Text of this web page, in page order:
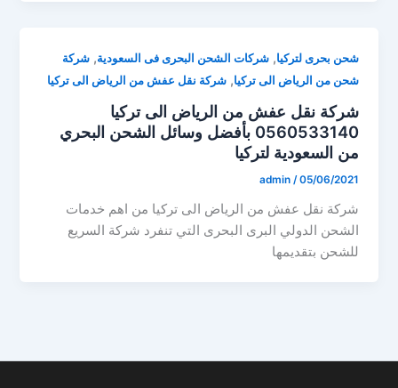
شحن بحرى لتركيا,شركات الشحن البحرى فى السعودية,شركة
شحن من الرياض الى تركيا,شركة نقل عفش من الرياض الى تركيا
شركة نقل عفش من الرياض الى تركيا
0560533140 بأفضل وسائل الشحن البحري
من السعودية لتركيا
admin /05/06/2021
شركة نقل عفش من الرياض الى تركيا من اهم خدمات
الشحن الدولي البرى البحرى التي تنفرد شركة السريع
للشحن بتقديمها